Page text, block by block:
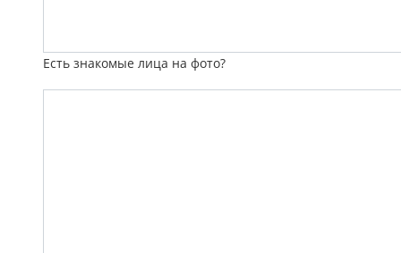
Есть знакомые лица на фото?